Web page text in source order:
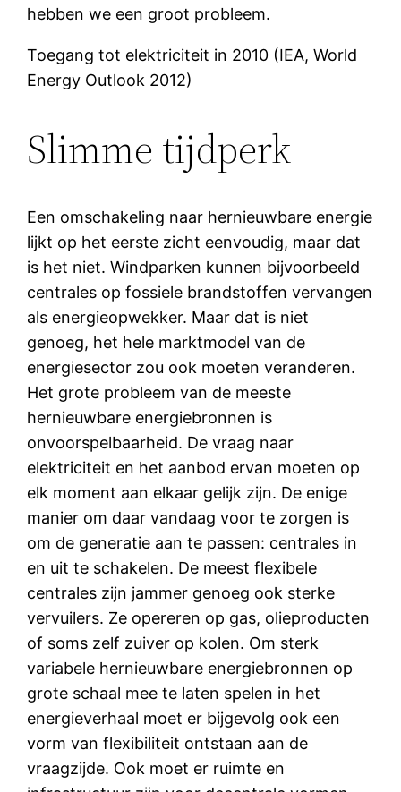
hebben we een groot probleem.
Toegang tot elektriciteit in 2010 (IEA, World
Energy Outlook 2012)
Slimme tijdperk
Een omschakeling naar hernieuwbare energie
lijkt op het eerste zicht eenvoudig, maar dat
is het niet. Windparken kunnen bijvoorbeeld
centrales op fossiele brandstoffen vervangen
als energieopwekker. Maar dat is niet
genoeg, het hele marktmodel van de
energiesector zou ook moeten veranderen.
Het grote probleem van de meeste
hernieuwbare energiebronnen is
onvoorspelbaarheid. De vraag naar
elektriciteit en het aanbod ervan moeten op
elk moment aan elkaar gelijk zijn. De enige
manier om daar vandaag voor te zorgen is
om de generatie aan te passen: centrales in
en uit te schakelen. De meest flexibele
centrales zijn jammer genoeg ook sterke
vervuilers. Ze opereren op gas, olieproducten
of soms zelf zuiver op kolen. Om sterk
variabele hernieuwbare energiebronnen op
grote schaal mee te laten spelen in het
energieverhaal moet er bijgevolg ook een
vorm van flexibiliteit ontstaan aan de
vraagzijde. Ook moet er ruimte en